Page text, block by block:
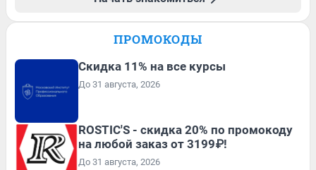
ПРОМОКОДЫ
Скидка 11% на все курсы
До 31 августа, 2026
ROSTIC'S - скидка 20% по промокоду
на любой заказ от 3199₽!
До 31 августа, 2026